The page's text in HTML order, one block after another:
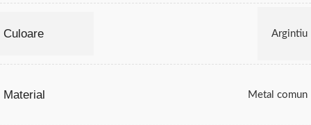
Culoare Argintiu
Material Metal comun